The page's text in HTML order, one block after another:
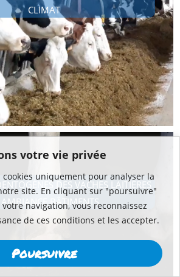
votre vie privée
uniquement pour analyser la
site. En cliquant sur "poursuivre"
navigation, vous reconnaissez
de ces conditions et les accepter.
Poursuivre
CLIMAT
DES VACHES LAITIÈRES
BÂTIMENTS